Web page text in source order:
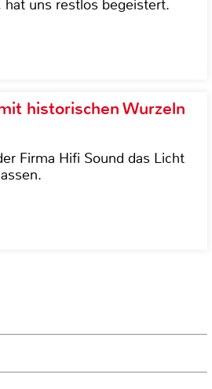
uns restlos begeistert.
historischen Wurzeln
Firma Hifi Sound das Licht